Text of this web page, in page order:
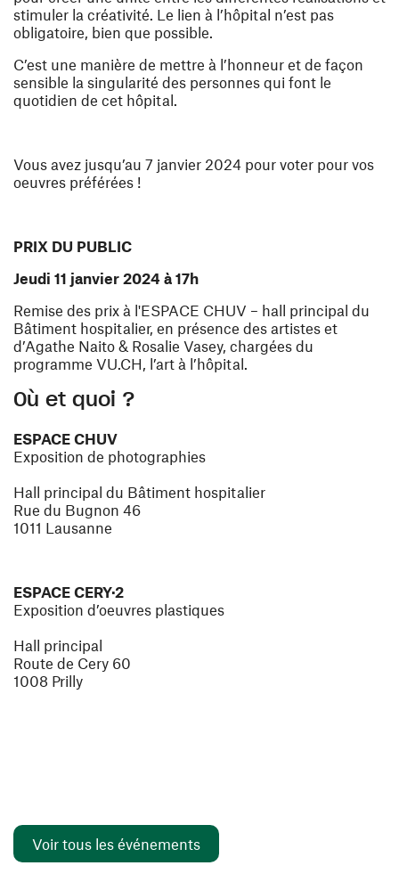
stimuler la créativité. Le lien à l’hôpital n’est pas
obligatoire, bien que possible.
C’est une manière de mettre à l’honneur et de façon
sensible la singularité des personnes qui font le
quotidien de cet hôpital.
Vous avez jusqu’au 7 janvier 2024 pour voter pour vos
oeuvres préférées !
PRIX DU PUBLIC
Jeudi 11 janvier 2024 à 17h
Remise des prix à l'ESPACE CHUV – hall principal du
Bâtiment hospitalier, en présence des artistes et
d’Agathe Naito & Rosalie Vasey, chargées du
programme VU.CH, l’art à l’hôpital.
Où et quoi ?
ESPACE CHUV
Exposition de photographies
Hall principal du Bâtiment hospitalier
Rue du Bugnon 46
1011 Lausanne
ESPACE CERY·2
Exposition d’oeuvres plastiques
Hall principal
Route de Cery 60
1008 Prilly
Voir tous les événements